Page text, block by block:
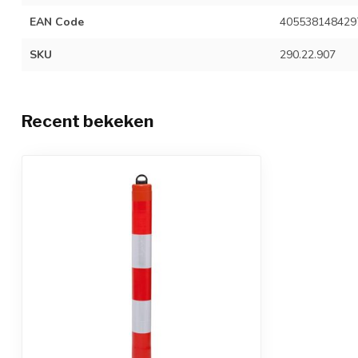
EAN Code
SKU 290.22.907
Recent bekeken